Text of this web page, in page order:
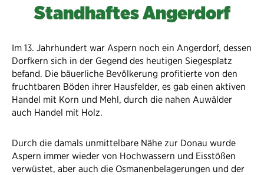
Standhaftes Angerdorf
Im 13. Jahrhundert war Aspern noch ein Angerdorf, dessen
Dorfkern sich in der Gegend des heutigen Siegesplatz
befand. Die bäuerliche Bevölkerung profitierte von den
fruchtbaren Böden ihrer Hausfelder, es gab einen aktiven
Handel mit Korn und Mehl, durch die nahen Auwälder
auch Handel mit Holz.
Durch die damals unmittelbare Nähe zur Donau wurde
Aspern immer wieder von Hochwassern und Eisstößen
verwüstet, aber auch die Osmanenbelagerungen und der